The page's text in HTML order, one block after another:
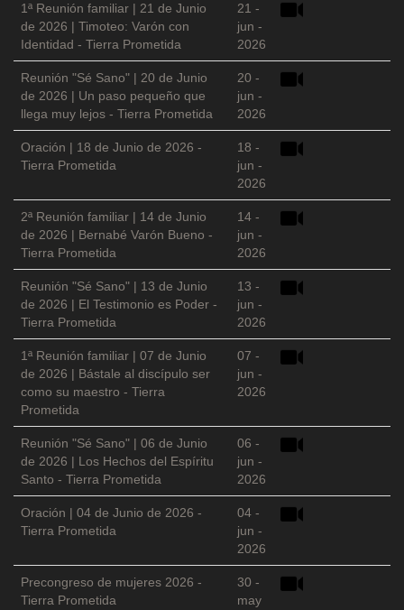
1ª Reunión familiar | 21 de Junio
de 2026 | Timoteo: Varón con
Identidad - Tierra Prometida
21 -
jun -
2026
Reunión "Sé Sano" | 20 de Junio
de 2026 | Un paso pequeño que
llega muy lejos - Tierra Prometida
20 -
jun -
2026
Oración | 18 de Junio de 2026 -
Tierra Prometida
18 -
jun -
2026
2ª Reunión familiar | 14 de Junio
de 2026 | Bernabé Varón Bueno -
Tierra Prometida
14 -
jun -
2026
Reunión "Sé Sano" | 13 de Junio
de 2026 | El Testimonio es Poder -
Tierra Prometida
13 -
jun -
2026
1ª Reunión familiar | 07 de Junio
de 2026 | Bástale al discípulo ser
como su maestro - Tierra
Prometida
07 -
jun -
2026
Reunión "Sé Sano" | 06 de Junio
de 2026 | Los Hechos del Espíritu
Santo - Tierra Prometida
06 -
jun -
2026
Oración | 04 de Junio de 2026 -
Tierra Prometida
04 -
jun -
2026
Precongreso de mujeres 2026 -
Tierra Prometida
30 -
may